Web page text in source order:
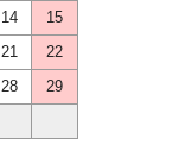
14
15
21
22
28
29